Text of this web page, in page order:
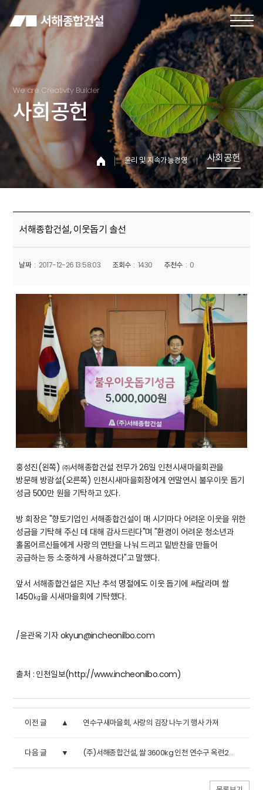
We are Creativity Builder
사회공헌
윤리 및 지속가능경영 사회공헌
서해종합건설, 이웃돕기 솔선
날짜 2017-12-26 13:58:03 조회수 1430 추천수 0
홍성진(왼쪽) ㈜서해종합건설 전무가 26일 인천시새마을회관을
방문해 방광설(오른쪽) 인천시새마을회장에게 연말연시 불우이웃 돕기
성금 500만 원을 기탁하고 있다.
방 회장은 "향토기업인 서해종합건설이 매 시기마다 어려운 이웃을 위한
성금을 기탁해 주신 데 대해 감사드린다"며 "환경이 어려운 청소년과
홀몸어르신들에게 사랑의 연탄을 나눠 드리고 밑반찬을 만들어
공급하는 등 소중하게 사용하겠다"고 말했다.
앞서 서해종합건설은 지난 추석 명절에도 이웃 돕기에 써달라며 쌀
1450㎏을 시새마을회에 기탁했다.
/윤관옥 기자 okyun@incheonilbo.com
출처 : 인천일보(http://www.incheonilbo.com)
이전 글 연수구새마을회, 사랑의 김장 나누기 행사 가져
다음 글 (주)서해종합건설, 쌀 3600kg 인천 연수구 옥련2동에 전달